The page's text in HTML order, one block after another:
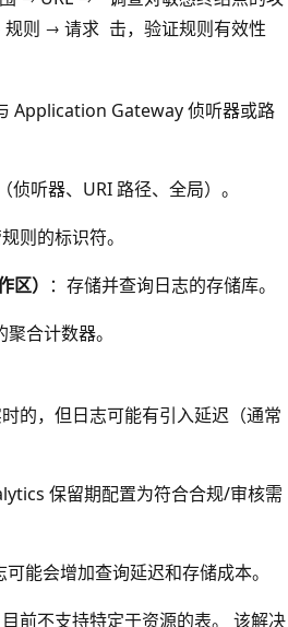
则 → 请求 击，验证规则有效性
Application Gateway 侦听器或路
侦听器、URI 路径、全局）。
则的标识符。
） ：存储并查询日志的存储库。
合计数器。
的，但日志可能有引入延迟（通常
保留期配置为符合合规/审核需
能会增加查询延迟和存储成本。
目前不支持特定于资源的表。 该解决